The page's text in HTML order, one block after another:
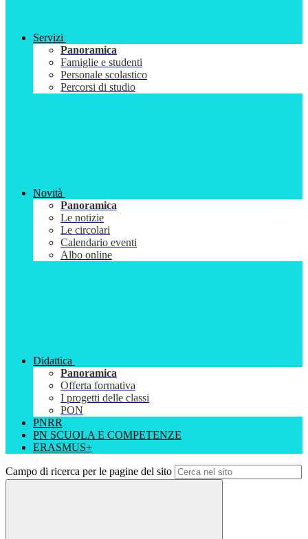
Servizi
Panoramica
Famiglie e studenti
Personale scolastico
Percorsi di studio
Novità
Panoramica
Le notizie
Le circolari
Calendario eventi
Albo online
Didattica
Panoramica
Offerta formativa
I progetti delle classi
PON
PNRR
PN SCUOLA E COMPETENZE
ERASMUS+
Campo di ricerca per le pagine del sito